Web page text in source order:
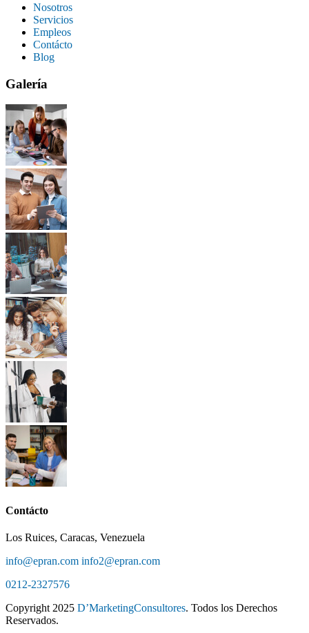
Nosotros
Servicios
Empleos
Contácto
Blog
Galería
Contácto
Los Ruices, Caracas, Venezuela
info@epran.com info2@epran.com
0212-2327576
Copyright 2025 D’MarketingConsultores. Todos los Derechos
Reservados.